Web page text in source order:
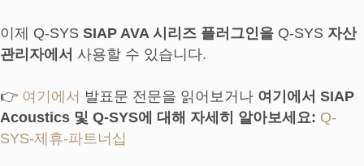
이제 Q-SYS SIAP AVA 시리즈 플러그인을 Q-SYS 자산
관리자에서 사용할 수 있습니다.
👉 여기에서 발표문 전문을 읽어보거나 여기에서 SIAP
Acoustics 및 Q-SYS에 대해 자세히 알아보세요: Q-
SYS-제휴-파트너십